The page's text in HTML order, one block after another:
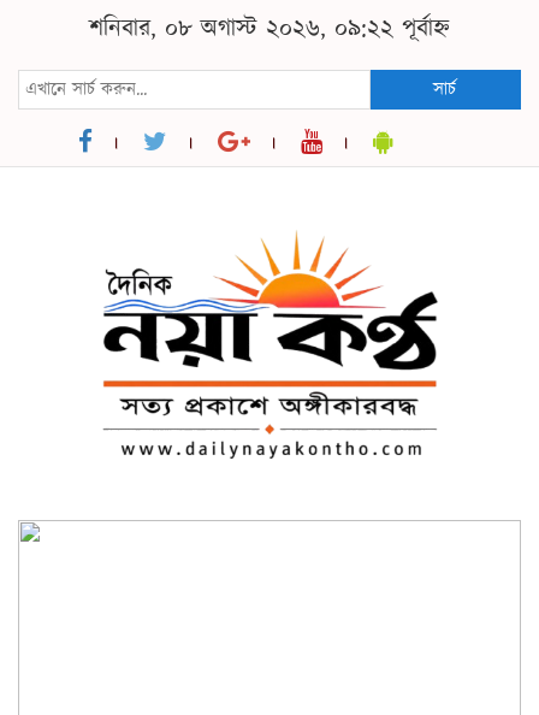
শনিবার, ০৮ অগাস্ট ২০২৬, ০৯:২২ পূর্বাহ্ন
সার্চ